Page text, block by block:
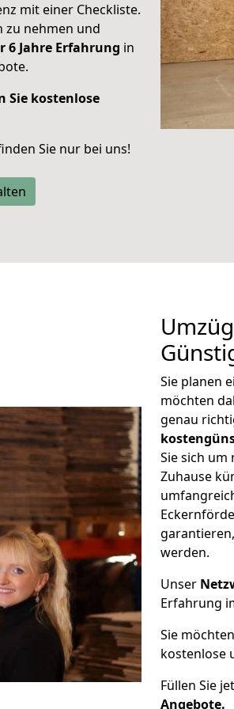
mit einer Checkliste.
zu nehmen und
6 Jahre Erfahrung in
Sie kostenlose
Sie nur bei uns!
Sie planen
möchten
genau
Sie sich
Zuhause
werden.
Unser
Erfahrung
Sie
kostenlose
Füllen Sie
Angebote.